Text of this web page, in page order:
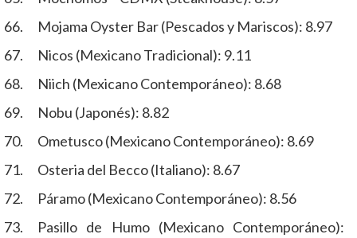
Mojama Oyster Bar (Pescados y Mariscos): 8.97
Nicos (Mexicano Tradicional): 9.11
Niich (Mexicano Contemporáneo): 8.68
Nobu (Japonés): 8.82
Ometusco (Mexicano Contemporáneo): 8.69
Osteria del Becco (Italiano): 8.67
Páramo (Mexicano Contemporáneo): 8.56
Pasillo de Humo (Mexicano Contemporáneo):